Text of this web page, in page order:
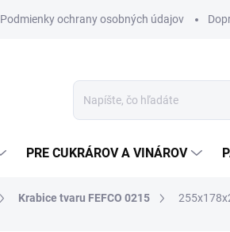
Podmienky ochrany osobných údajov
PRE CUKRÁROV A VINÁROV
Krabice tvaru FEFCO 0215